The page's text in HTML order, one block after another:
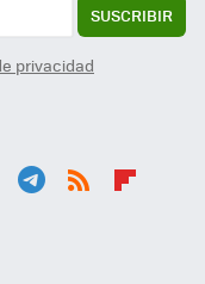
SUSCRIBIR
privacidad